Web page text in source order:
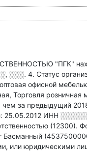
"ПГК"
░░░. 4. Статус
офисной
Торговля
чем за предыдущий
25.05.2012 ИНН
(12300).
Басманный
или юридическими